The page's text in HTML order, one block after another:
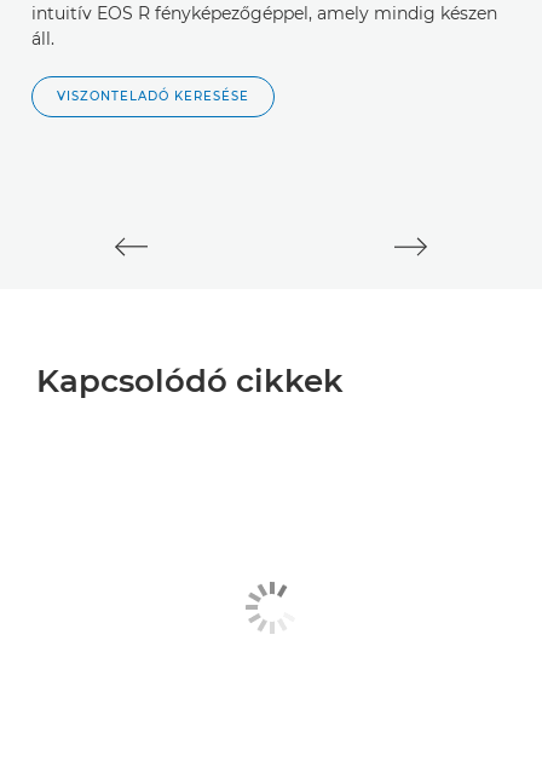
intuitív EOS R fényképezőgéppel, amely mindig készen
áll.
VISZONTELADÓ KERESÉSE
Kapcsolódó cikkek